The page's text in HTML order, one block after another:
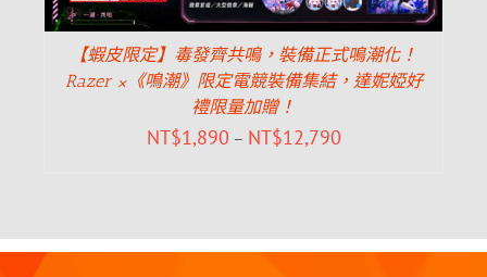
【蝦皮限定】毒發齊共鳴，裝備正式鳴潮化！
Razer ×《鳴潮》限定電競裝備集結，達妮婭好
禮限量加贈！
NT$1,890 – NT$12,790